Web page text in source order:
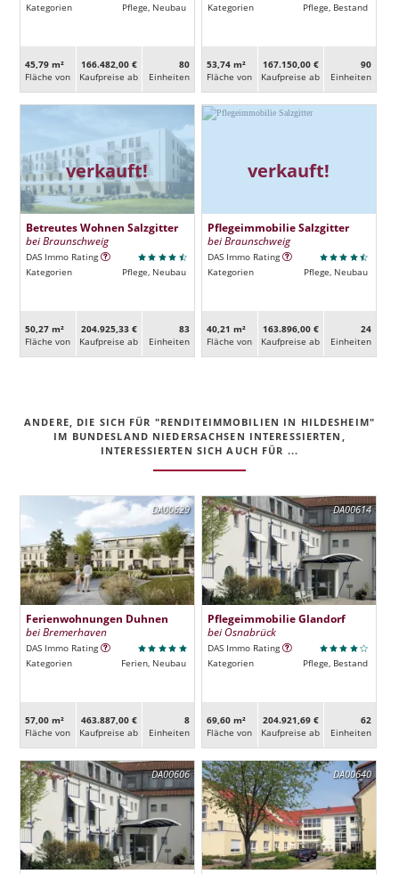
Kategorien Pflege, Neubau
45,79 m²
Fläche von
166.482,00 €
Kaufpreise ab
80
Ein­heiten
Kategorien Pflege, Bestand
53,74 m²
Fläche von
167.150,00 €
Kaufpreise ab
90
Ein­heiten
verkauft!
Betreutes Wohnen Salzgitter
bei Braunschweig
DAS Immo Rating
Kategorien
Pflege, Neubau
50,27 m²
Fläche von
204.925,33 €
Kaufpreise ab
83
Ein­heiten
verkauft!
Pflegeimmobilie Salzgitter
bei Braunschweig
DAS Immo Rating
Kategorien
Pflege, Neubau
40,21 m²
Fläche von
163.896,00 €
Kaufpreise ab
24
Ein­heiten
ANDERE, DIE SICH FÜR "RENDITEIMMOBILIEN IN HILDESHEIM"
IM BUNDESLAND NIEDERSACHSEN INTERESSIERTEN,
INTERESSIERTEN SICH AUCH FÜR ...
DA00629
Ferienwohnungen Duhnen
bei Bremerhaven
DAS Immo Rating
Kategorien
Ferien, Neubau
57,00 m²
Fläche von
463.887,00 €
Kaufpreise ab
8
Ein­heiten
DA00614
Pflegeimmobilie Glandorf
bei Osnabrück
DAS Immo Rating
Kategorien
Pflege, Bestand
69,60 m²
Fläche von
204.921,69 €
Kaufpreise ab
62
Ein­heiten
DA00606 DA00640